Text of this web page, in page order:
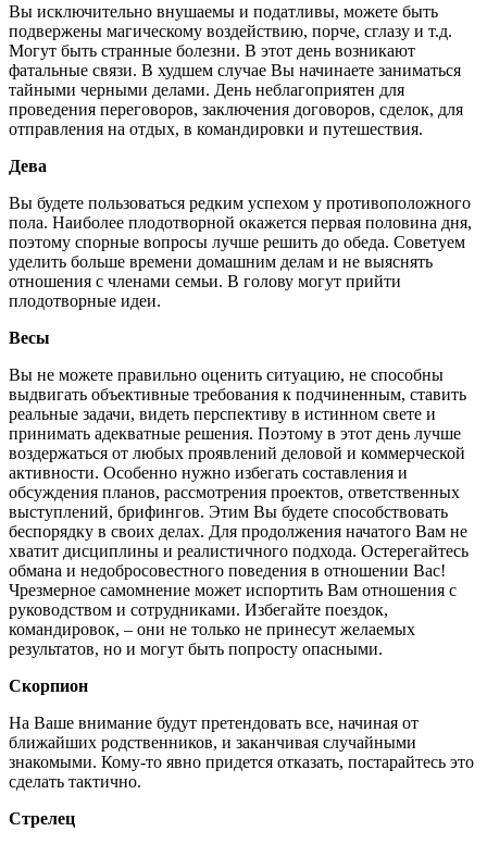
Вы исключительно внушаемы и податливы, можете быть
подвержены магическому воздействию, порче, сглазу и т.д.
Могут быть странные болезни. В этот день возникают
фатальные связи. В худшем случае Вы начинаете заниматься
тайными черными делами. День неблагоприятен для
проведения переговоров, заключения договоров, сделок, для
отправления на отдых, в командировки и путешествия.
Дева
Вы будете пользоваться редким успехом у противоположного
пола. Наиболее плодотворной окажется первая половина дня,
поэтому спорные вопросы лучше решить до обеда. Советуем
уделить больше времени домашним делам и не выяснять
отношения с членами семьи. В голову могут прийти
плодотворные идеи.
Весы
Вы не можете правильно оценить ситуацию, не способны
выдвигать объективные требования к подчиненным, ставить
реальные задачи, видеть перспективу в истинном свете и
принимать адекватные решения. Поэтому в этот день лучше
воздержаться от любых проявлений деловой и коммерческой
активности. Особенно нужно избегать составления и
обсуждения планов, рассмотрения проектов, ответственных
выступлений, брифингов. Этим Вы будете способствовать
беспорядку в своих делах. Для продолжения начатого Вам не
хватит дисциплины и реалистичного подхода. Остерегайтесь
обмана и недобросовестного поведения в отношении Вас!
Чрезмерное самомнение может испортить Вам отношения с
руководством и сотрудниками. Избегайте поездок,
командировок, – они не только не принесут желаемых
результатов, но и могут быть попросту опасными.
Скорпион
На Ваше внимание будут претендовать все, начиная от
ближайших родственников, и заканчивая случайными
знакомыми. Кому-то явно придется отказать, постарайтесь это
сделать тактично.
Стрелец